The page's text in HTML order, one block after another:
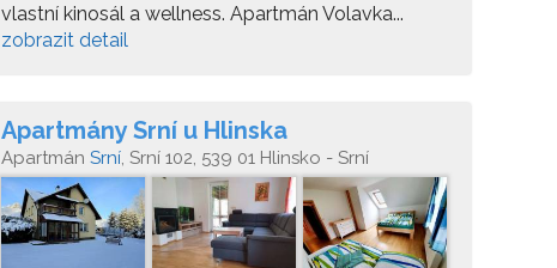
vlastní kinosál a wellness. Apartmán Volavka...
zobrazit detail
Apartmány Srní u Hlinska
Apartmán Srní, Srní 102, 539 01 Hlinsko - Srní